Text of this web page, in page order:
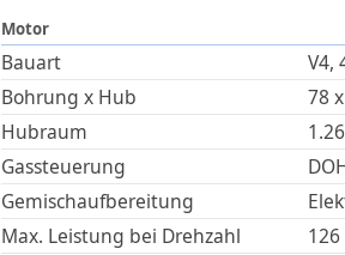
Motor
Bauart
V4,
Bohrung x Hub
78 x
Hubraum
Gassteuerung
Gemischaufbereitung
Max. Leistung bei Drehzahl
126